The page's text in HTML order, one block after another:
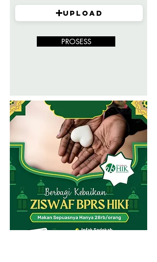
Upload
PROSESS